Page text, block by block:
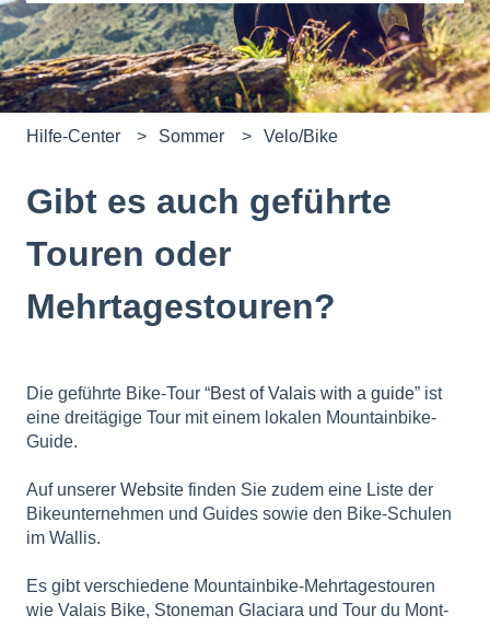
Es gibt keine Vorschläge, da das Suchfeld leer ist.
Hilfe-Center Sommer Velo/Bike
Gibt es auch geführte
Touren oder
Mehrtagestouren?
Die geführte Bike-Tour “Best of Valais with a guide” ist
eine dreitägige Tour mit einem lokalen Mountainbike-
Guide.
Auf unserer Website finden Sie zudem eine Liste der
Bikeunternehmen und Guides sowie den Bike-Schulen
im Wallis.
Es gibt verschiedene Mountainbike-Mehrtagestouren
wie Valais Bike, Stoneman Glaciara und Tour du Mont-